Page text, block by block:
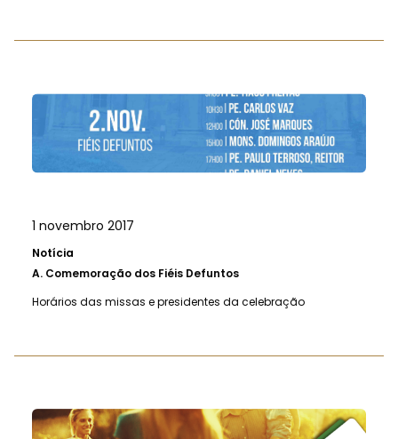
1 novembro 2017
Notícia
A. Comemoração dos Fiéis Defuntos
Horários das missas e presidentes da celebração